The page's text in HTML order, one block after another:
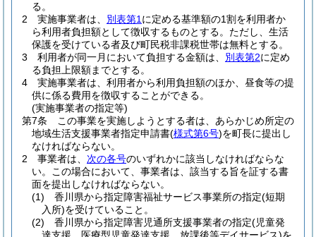
る。
2
実施事業者は、 別表第1 に定める基準額の1割を利用者か
ら利用者負担額として徴収するものとする。 ただし、生活
保護を受けている者及び町民税非課税世帯は無料とする。
3
利用者が同一月において負担する金額は、 別表第2に定め
る負担上限額までとする。
4
実施事業者は、利用者から利用負担額のほか、昼食等の提
供に係る費用を徴収することができる。
(実施事業者の指定等)
第7条
この事業を実施しようとする者は、あらかじめ所定の
地域生活支援事業者指定申請書(様式第6号)を町長に提出し
なければならない。
2
事業者は、 次の各号のいずれかに該当しなければならな
い。
この場合において、事業者は、該当する旨を証する書
面を提出しなければならない。
(1)
香川県から指定障害福祉サービス事業所の指定(短期
入所)を受けていること。
(2)
香川県から指定障害児通所支援事業者の指定(児童発